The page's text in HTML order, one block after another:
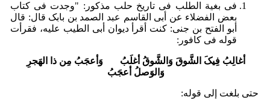
فی بغیة الطلب فی تاریخ حلب مذکور: "وجدت فی کتاب
بعض الفضلاء عن أبی القاسم عبد الصمد بن بابک قال: قال
أبو الفتح بن جنی: کنت أقرأ دیوان أبی الطیب علیه، فقرأت
قوله فی کافور:
أغالِبُ فِیکَ الشَّوقَ وَالشَّوقُ أغلَبُ وَأعجَبُ مِن ذا الهَجرِ
وَالوَصلُ أعجَبُ‏
حتى بلغت إلى قوله: